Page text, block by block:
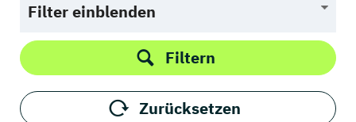
Filter einblenden
Filtern
Zurücksetzen